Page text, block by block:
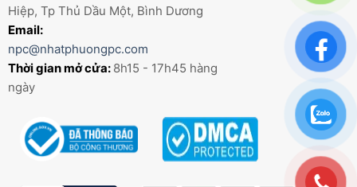
Hiệp, Tp Thủ Dầu Một, Bình Dương
Email:
npc@nhatphuongpc.com
Thời gian mở cửa: 8h15 - 17h45 hàng
ngày